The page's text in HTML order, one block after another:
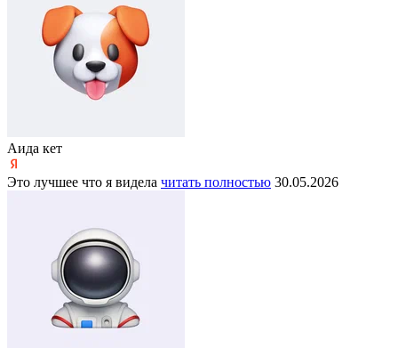
Аида кет
Это лучшее что я видела читать полностью 30.05.2026